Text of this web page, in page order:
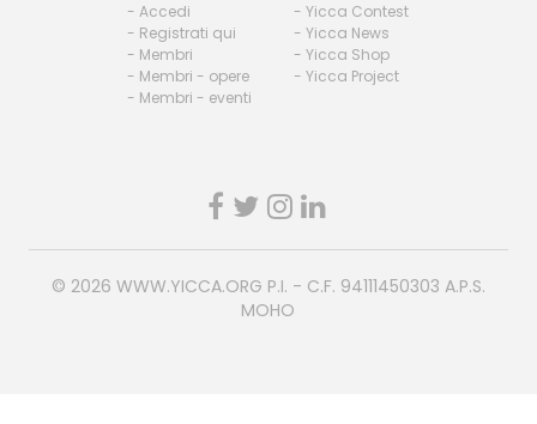
- Accedi
- Registrati qui
- Membri
- Membri - opere
- Membri - eventi
- Yicca Contest
- Yicca News
- Yicca Shop
- Yicca Project
© 2026 WWW.YICCA.ORG P.I. - C.F. 94111450303 A.P.S.
MOHO